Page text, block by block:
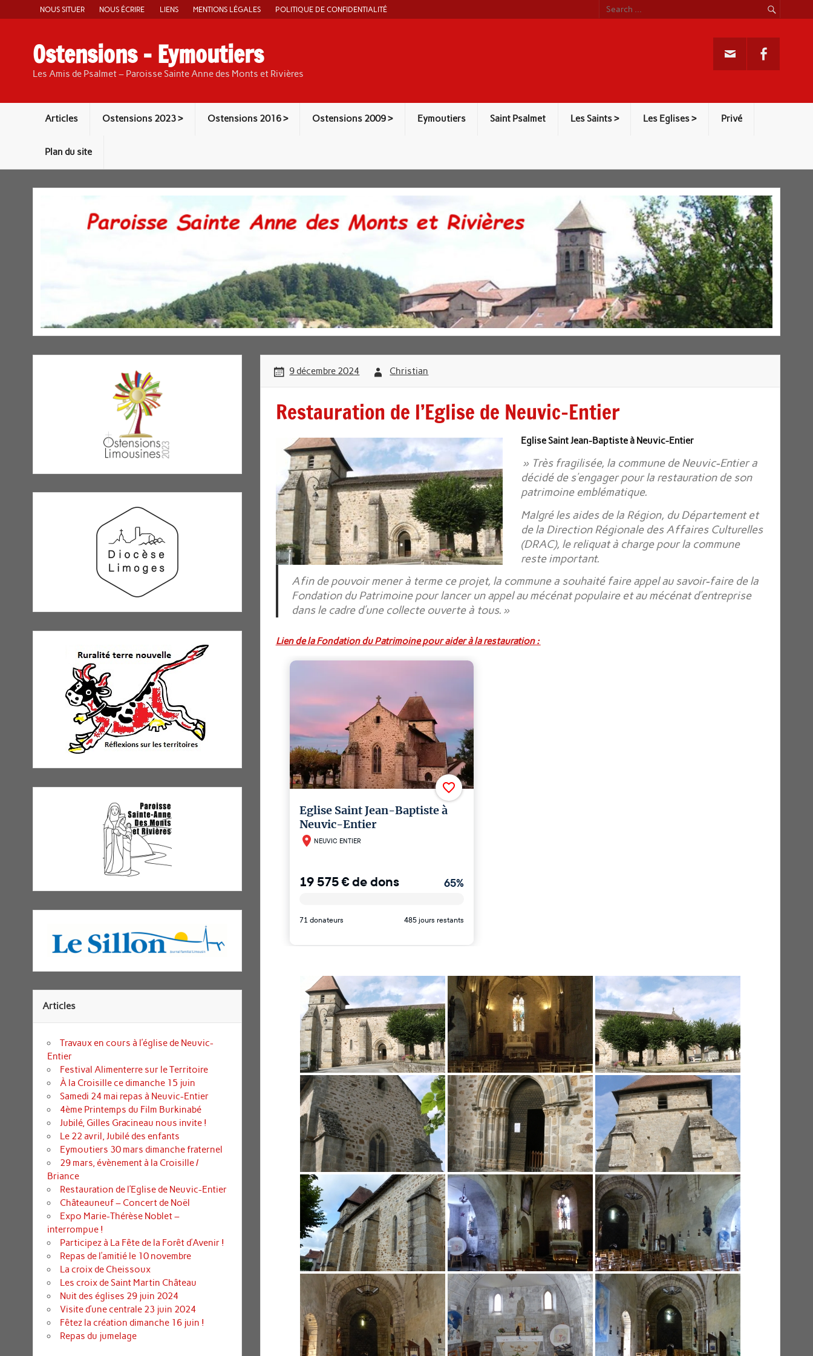
content
NOUS SITUER NOUS ÉCRIRE LIENS MENTIONS LÉGALES POLITIQUE DE CONFIDENTIALITÉ
Ostensions – Eymoutiers
Les Amis de Psalmet – Paroisse Sainte Anne des Monts et Rivières
Articles Ostensions 2023 > Ostensions 2016 > Ostensions 2009 > Eymoutiers Saint Psalmet Les Saints > Les Eglises > Privé
Plan du site
9 décembre 2024 Christian
Restauration de l’Eglise de Neuvic-Entier
Eglise Saint Jean-Baptiste à Neuvic-Entier
» Très fragilisée, la commune de Neuvic-Entier a
décidé de s’engager pour la restauration de son
patrimoine emblématique.
Malgré les aides de la Région, du Département et
de la Direction Régionale des Affaires Culturelles
(DRAC), le reliquat à charge pour la commune
reste important.
Afin de pouvoir mener à terme ce projet, la commune a souhaité faire appel au savoir-faire de la
Fondation du Patrimoine pour lancer un appel au mécénat populaire et au mécénat d’entreprise
dans le cadre d’une collecte ouverte à tous. »
Lien de la Fondation du Patrimoine pour aider à la restauration :
Articles
Travaux en cours à l’église de Neuvic-
Entier
Festival Alimenterre sur le Territoire
À la Croisille ce dimanche 15 juin
Samedi 24 mai repas à Neuvic-Entier
4ème Printemps du Film Burkinabé
Jubilé, Gilles Gracineau nous invite !
Le 22 avril, Jubilé des enfants
Eymoutiers 30 mars dimanche fraternel
29 mars, évènement à la Croisille /
Briance
Restauration de l’Eglise de Neuvic-Entier
Châteauneuf – Concert de Noël
Expo Marie-Thérèse Noblet –
interrompue !
Participez à La Fête de la Forêt d’Avenir !
Repas de l’amitié le 10 novembre
La croix de Cheissoux
Les croix de Saint Martin Château
Nuit des églises 29 juin 2024
Visite d’une centrale 23 juin 2024
Fêtez la création dimanche 16 juin !
Repas du jumelage